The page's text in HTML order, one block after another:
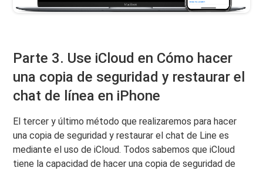
Parte 3. Use iCloud en Cómo hacer
una copia de seguridad y restaurar el
chat de línea en iPhone
El tercer y último método que realizaremos para hacer
una copia de seguridad y restaurar el chat de Line es
mediante el uso de iCloud. Todos sabemos que iCloud
tiene la capacidad de hacer una copia de seguridad de